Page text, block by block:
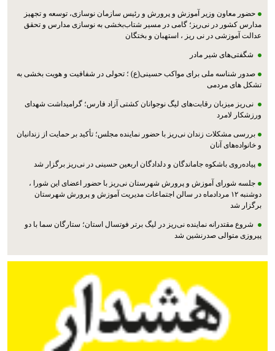
حضور معاون وزیر آموزش و پرورش و رئیس سازمان نوسازی، توسعه و تجهیز
مدارس کشور در نی‌ریز؛ گامی در مسیر شتاب‌بخشی به نوسازی مدارس و تحقق
عدالت آموزشی در نی ریز ، استهبان و بختگان
شگفتی‌های شیر مادر
صدور شناسه ملی برای مواکب حسینی(ع) ؛ تحولی در شفافیت و هویت بخشی به
تشکل های مردمی
نی‌ریز میزبان رقابت‌های لیگ نوجوانان کشتی آزاد فارس؛ گرامیداشت شهدای
ورزشکار لامرد
بررسی مشکلات زندان نی‌ریز با حضور نماینده مجلس؛ تأکید بر حمایت از زندانیان
و خانواده‌های آنان
پیاده‌روی باشکوه جاماندگان و دلدادگان اربعین حسینی در نی‌ریز برگزار شد
جلسه شورای آموزش و پرورش شهرستان نی‌ریز با حضور اعضای این شورا ،
دوشنبه ۱۲ مردادماه در سالن اجتماعات مدیریت آموزش و پرورش شهرستان
برگزار شد
شروع مقتدرانه نماینده نی‌ریز در لیگ برتر فوتسال استان؛ ستارگان سما با دو
پیروزی متوالی صدرنشین شد